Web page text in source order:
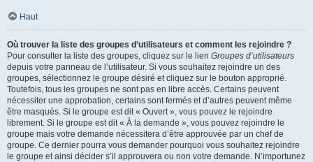
Haut
Où trouver la liste des groupes d’utilisateurs et comment les rejoindre ?
Pour consulter la liste des groupes, cliquez sur le lien Groupes d’utilisateurs
depuis votre panneau de l’utilisateur. Si vous souhaitez rejoindre un des
groupes, sélectionnez le groupe désiré et cliquez sur le bouton approprié.
Toutefois, tous les groupes ne sont pas en libre accès. Certains peuvent
nécessiter une approbation, certains sont fermés et d’autres peuvent même
être masqués. Si le groupe est dit « Ouvert », vous pouvez le rejoindre
librement. Si le groupe est dit « À la demande », vous pouvez rejoindre le
groupe mais votre demande nécessitera d’être approuvée par un chef de
groupe. Ce dernier pourra vous demander pourquoi vous souhaitez rejoindre
le groupe et ainsi décider s’il approuvera ou non votre demande. N’importunez